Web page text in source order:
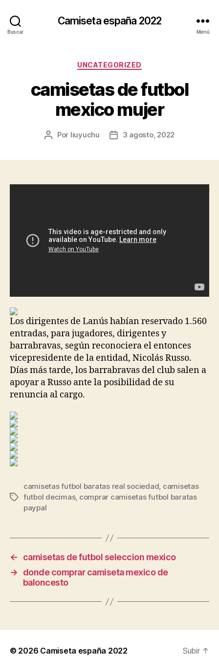
Buscar
Camiseta españa 2022
Menú
Categorías
UNCATEGORIZED
camisetas de futbol
mexico mujer
Autor
Por liuyuchu
Fecha3 agosto, 2022
Los dirigentes de Lanús habían reservado 1.560
entradas, para jugadores, dirigentes y
barrabravas, según reconociera el entonces
vicepresidente de la entidad, Nicolás Russo.
Días más tarde, los barrabravas del club salen a
apoyar a Russo ante la posibilidad de su
renuncia al cargo.
Etiquetas
camisetas futbol baratas real sociedad, camisetas
futbol decimas, comprar camisetas futbol baratas
paypal
←
camisetas de futbol seleccion mexico
→
donde comprar camiseta mexico de
baloncesto
© 2026 Camiseta españa 2022 Subir ↑